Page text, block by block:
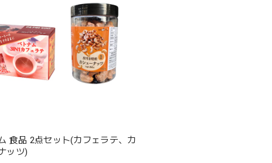
食品 2点セット(カフェラテ、カ
ッツ)